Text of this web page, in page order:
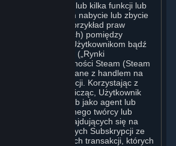
zawierać jedną lub kilka funkcji lub
Użytkownikom nabycie lub zbycie
Subskrypcji (na przykład praw
wirtualnych) pomiędzy
ich innym Użytkownikom bądź
Użytkowników („Rynki
Rynek Społeczności Steam (Steam
jak i funkcje związane z handlem na
Rynku Subskrypcji. Korzystając z
lub w nich uczestnicząc, Użytkownik
imieniu własnym lub jako agent lub
zewnętrznego twórcy lub
Subskrypcji znajdujących się na
do przeniesienia tych Subskrypcji ze
realizacji wszelkich transakcji, których